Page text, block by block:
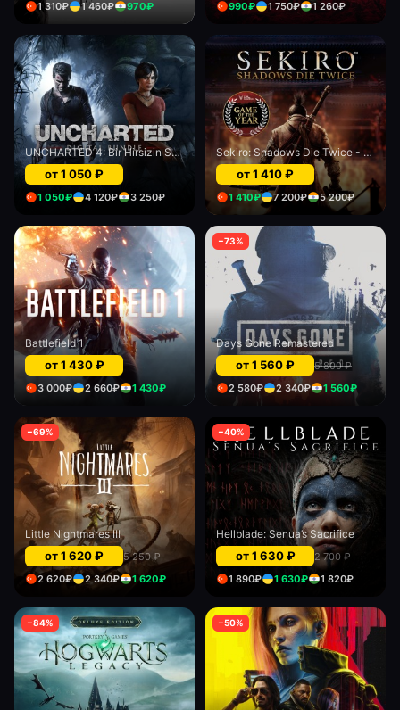
1 310₽ 1 460₽ 970₽
990₽ 1 750₽ 1 260₽
UNCHARTED 4: Bir Hirsizin Sonu and Uncharted: Kayip Miras digital bundle
от1 050₽
1 050₽ 4 120₽ 3 250₽
Sekiro: Shadows Die Twice - Game of the Year edition
от1 410₽
1 410₽ 7 200₽ 5 200₽
Battlefield 1
от1 430₽
3 000₽ 2 660₽ 1 430₽
−73%
Days Gone Remastered
от1 560₽ 5 800₽
2 580₽ 2 340₽ 1 560₽
−69%
Little Nightmares III
от1 620₽ 5 250₽
2 620₽ 2 340₽ 1 620₽
−40%
Hellblade: Senua’s Sacrifice
от1 630₽ 2 700₽
1 890₽ 1 630₽ 1 820₽
−84% −50%